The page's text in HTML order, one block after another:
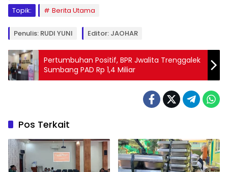
Topik:
Berita Utama
Penulis: RUDI YUNI Editor: JAOHAR
Pertumbuhan Positif, BPR Jwalita Trenggalek
Sumbang PAD Rp 1,4 Miliar
Pos Terkait